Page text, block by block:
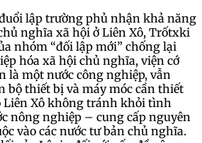
lập trường phủ nhận khả năng
nghĩa xã hội ở Liên Xô, Trốtxki
nhóm “đối lập mới” chống lại
hóa xã hội chủ nghĩa, viện cớ
là một nước công nghiệp, vẫn
bộ thiết bị và máy móc cần thiết
Liên Xô không tránh khỏi tình
nông nghiệp – cung cấp nguyên
vào các nước tư bản chủ nghĩa.